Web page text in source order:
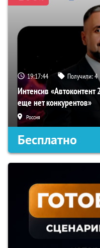
19:17:43 Получили:4
Интенсив «Автоконтент
еще нет конкурентов»
Россия
Бесплатно